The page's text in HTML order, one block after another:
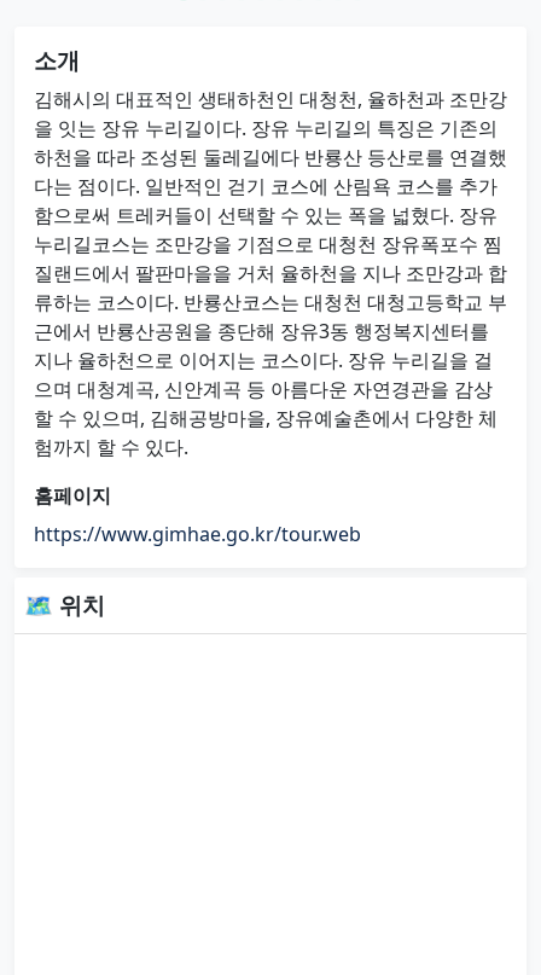
소개
김해시의 대표적인 생태하천인 대청천, 율하천과 조만강
을 잇는 장유 누리길이다. 장유 누리길의 특징은 기존의
하천을 따라 조성된 둘레길에다 반룡산 등산로를 연결했
다는 점이다. 일반적인 걷기 코스에 산림욕 코스를 추가
함으로써 트레커들이 선택할 수 있는 폭을 넓혔다. 장유
누리길코스는 조만강을 기점으로 대청천 장유폭포수 찜
질랜드에서 팔판마을을 거처 율하천을 지나 조만강과 합
류하는 코스이다. 반룡산코스는 대청천 대청고등학교 부
근에서 반룡산공원을 종단해 장유3동 행정복지센터를
지나 율하천으로 이어지는 코스이다. 장유 누리길을 걸
으며 대청계곡, 신안계곡 등 아름다운 자연경관을 감상
할 수 있으며, 김해공방마을, 장유예술촌에서 다양한 체
험까지 할 수 있다.
홈페이지
https://www.gimhae.go.kr/tour.web
🗺 위치